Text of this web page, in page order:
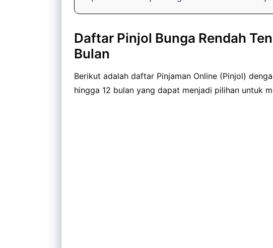
Daftar Pinjol Bunga Rendah
Bulan
Berikut adalah daftar Pinjaman Online (Pinjol)
hingga 12 bulan yang dapat menjadi pilihan untuk